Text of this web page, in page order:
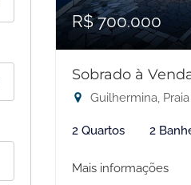
R$ 700.000
Sobrado à
Guilhermina,
2 Quartos 2
Mais informações